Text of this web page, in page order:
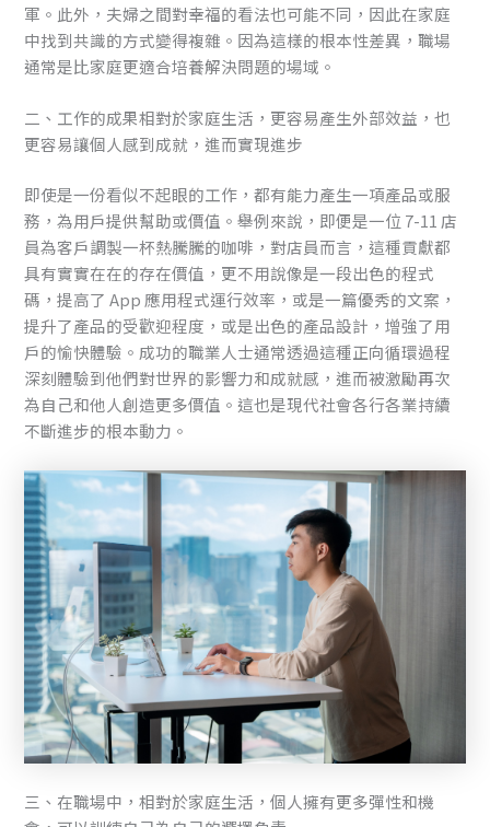
軍。此外，夫婦之間對幸福的看法也可能不同，因此在家庭
中找到共識的方式變得複雜。因為這樣的根本性差異，職場
通常是比家庭更適合培養解決問題的場域。
二、工作的成果相對於家庭生活，更容易產生外部效益，也
更容易讓個人感到成就，進而實現進步
即使是一份看似不起眼的工作，都有能力產生一項產品或服
務，為用戶提供幫助或價值。舉例來說，即便是一位 7-11 店
員為客戶調製一杯熱騰騰的咖啡，對店員而言，這種貢獻都
具有實實在在的存在價值，更不用說像是一段出色的程式
碼，提高了 App 應用程式運行效率，或是一篇優秀的文案，
提升了產品的受歡迎程度，或是出色的產品設計，增強了用
戶的愉快體驗。成功的職業人士通常透過這種正向循環過程
深刻體驗到他們對世界的影響力和成就感，進而被激勵再次
為自己和他人創造更多價值。這也是現代社會各行各業持續
不斷進步的根本動力。
三、在職場中，相對於家庭生活，個人擁有更多彈性和機